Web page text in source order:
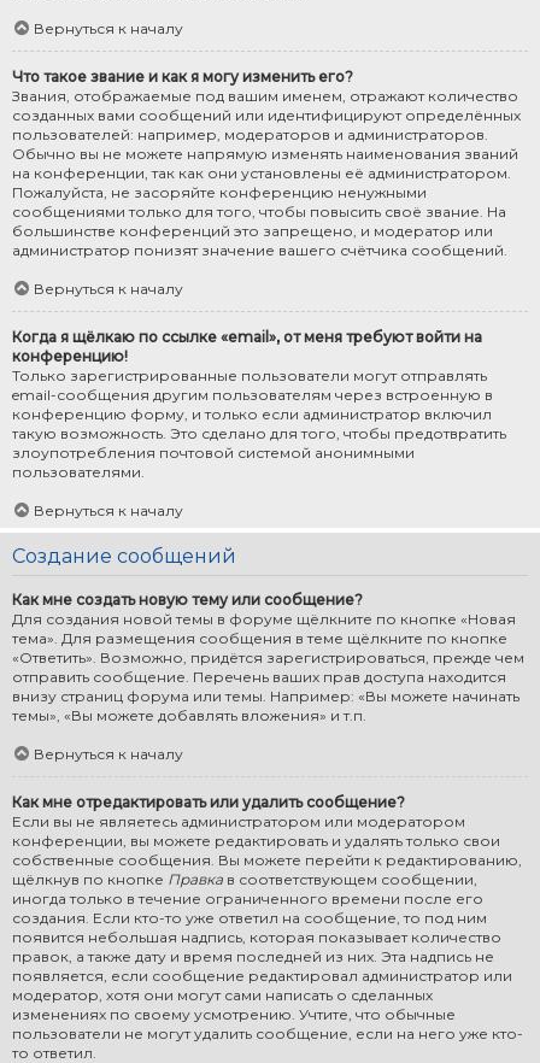
Вернуться к началу
Что такое звание и как я могу изменить его?
Звания, отображаемые под вашим именем, отражают количество
созданных вами сообщений или идентифицируют определённых
пользователей: например, модераторов и администраторов.
Обычно вы не можете напрямую изменять наименования званий
на конференции, так как они установлены её администратором.
Пожалуйста, не засоряйте конференцию ненужными
сообщениями только для того, чтобы повысить своё звание. На
большинстве конференций это запрещено, и модератор или
администратор понизят значение вашего счётчика сообщений.
Вернуться к началу
Когда я щёлкаю по ссылке «email», от меня требуют войти на
конференцию!
Только зарегистрированные пользователи могут отправлять
email-сообщения другим пользователям через встроенную в
конференцию форму, и только если администратор включил
такую возможность. Это сделано для того, чтобы предотвратить
злоупотребления почтовой системой анонимными
пользователями.
Вернуться к началу
Создание сообщений
Как мне создать новую тему или сообщение?
Для создания новой темы в форуме щёлкните по кнопке «Новая
тема». Для размещения сообщения в теме щёлкните по кнопке
«Ответить». Возможно, придётся зарегистрироваться, прежде чем
отправить сообщение. Перечень ваших прав доступа находится
внизу страниц форума или темы. Например: «Вы можете начинать
темы», «Вы можете добавлять вложения» и т.п.
Вернуться к началу
Как мне отредактировать или удалить сообщение?
Если вы не являетесь администратором или модератором
конференции, вы можете редактировать и удалять только свои
собственные сообщения. Вы можете перейти к редактированию,
щёлкнув по кнопке Правка в соответствующем сообщении,
иногда только в течение ограниченного времени после его
создания. Если кто-то уже ответил на сообщение, то под ним
появится небольшая надпись, которая показывает количество
правок, а также дату и время последней из них. Эта надпись не
появляется, если сообщение редактировал администратор или
модератор, хотя они могут сами написать о сделанных
изменениях по своему усмотрению. Учтите, что обычные
пользователи не могут удалить сообщение, если на него уже кто-
то ответил.